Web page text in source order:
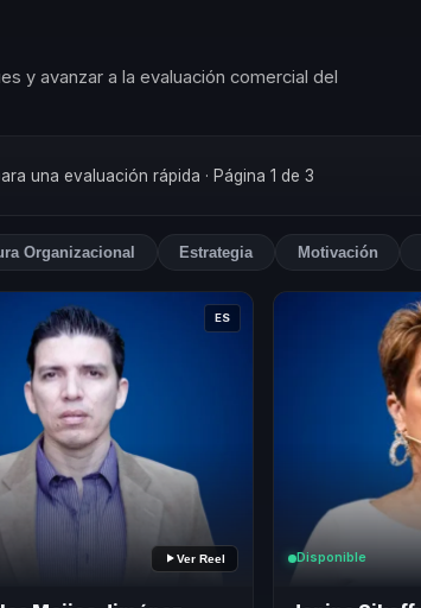
y avanzar a la evaluación comercial del
una evaluación rápida · Página 1 de 3
Organizacional Estrategia Motivación
ES
Ver Reel Disponible